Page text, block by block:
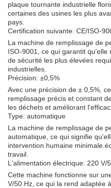
plaque tournante industrielle
certaines des usines les plus
pays.
Certification suivante: CE/ISO-
La machine de remplissage de
ISO-9001, ce qui garantit
de sécurité les plus élevées
industrielles.
Précision: ±0,5%
Avec une précision de ± 0,5%,
remplissage précis et constant
les déchets et améliorant
Type: automatique
La machine de remplissage de
automatique, ce qui signifie
intervention humaine
travail.
L'alimentation électrique: 220 V/
Cette machine fonctionne sur
V/50 Hz, ce qui la rend adaptée